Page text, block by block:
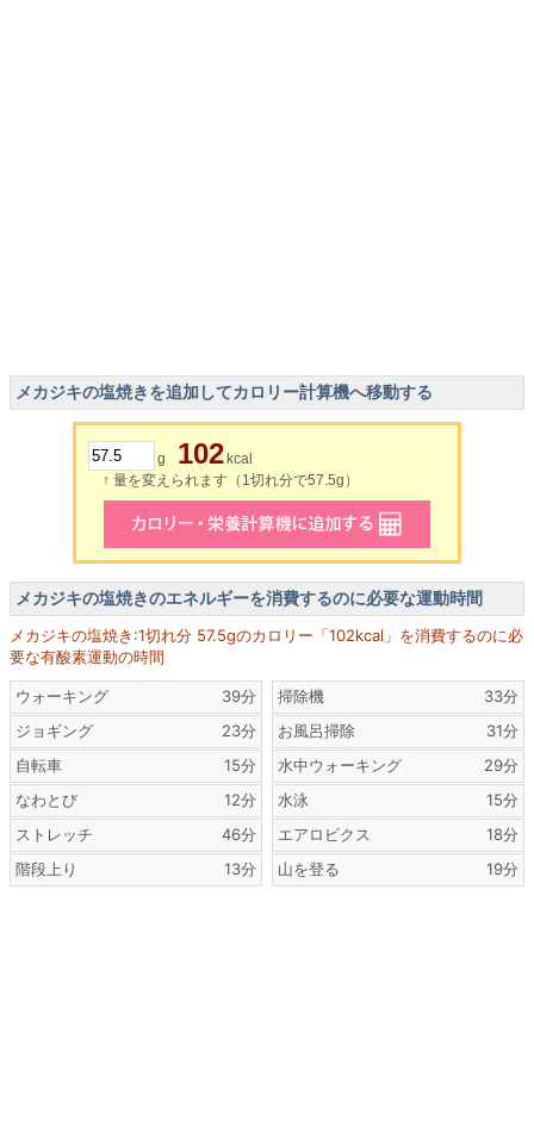
メカジキの塩焼きを追加してカロリー計算機へ移動する
g 102 kcal
↑ 量を変えられます（1切れ分で57.5g）
メカジキの塩焼きのエネルギーを消費するのに必要な運動時間
メカジキの塩焼き:1切れ分 57.5gのカロリー「102kcal」を消費するのに必
要な有酸素運動の時間
ウォーキング
39分
ジョギング
23分
自転車
15分
なわとび
12分
ストレッチ
46分
階段上り
13分
掃除機
33分
お風呂掃除
31分
水中ウォーキング
29分
水泳
15分
エアロビクス
18分
山を登る
19分